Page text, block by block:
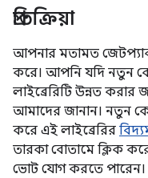
প্রতিক্রিয়া
আপনার মতামত
করে। আপনি যদি নতুন
লাইব্রেরিটি উন্নত
আমাদের জানান। নতুন
করে এই লাইব্রেরির
তারকা বোতামে ক্লিক
ভোট যোগ করতে পারেন।